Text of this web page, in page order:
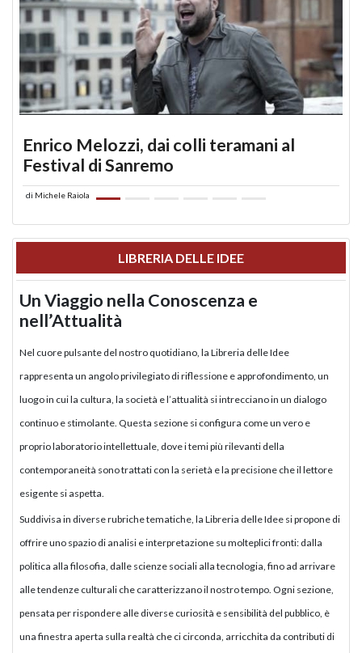
Enrico Melozzi, dai colli teramani al
Festival di Sanremo
di Michele Raiola
LIBRERIA DELLE IDEE
Un Viaggio nella Conoscenza e
nell’Attualità
Nel cuore pulsante del nostro quotidiano, la Libreria delle Idee
rappresenta un angolo privilegiato di riflessione e approfondimento, un
luogo in cui la cultura, la società e l’attualità si intrecciano in un dialogo
continuo e stimolante. Questa sezione si configura come un vero e
proprio laboratorio intellettuale, dove i temi più rilevanti della
contemporaneità sono trattati con la serietà e la precisione che il lettore
esigente si aspetta.
Suddivisa in diverse rubriche tematiche, la Libreria delle Idee si propone di
offrire uno spazio di analisi e interpretazione su molteplici fronti: dalla
politica alla filosofia, dalle scienze sociali alla tecnologia, fino ad arrivare
alle tendenze culturali che caratterizzano il nostro tempo. Ogni sezione,
pensata per rispondere alle diverse curiosità e sensibilità del pubblico, è
una finestra aperta sulla realtà che ci circonda, arricchita da contributi di